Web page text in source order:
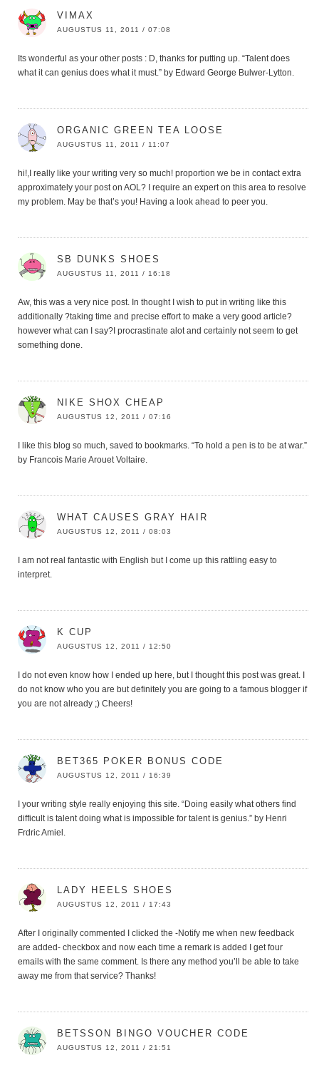
VIMAX
AUGUSTUS 11, 2011 / 07:08
Its wonderful as your other posts : D, thanks for putting up. “Talent does
what it can genius does what it must.” by Edward George Bulwer-Lytton.
ORGANIC GREEN TEA LOOSE
AUGUSTUS 11, 2011 / 11:07
hi!,I really like your writing very so much! proportion we be in contact extra
approximately your post on AOL? I require an expert on this area to resolve
my problem. May be that’s you! Having a look ahead to peer you.
SB DUNKS SHOES
AUGUSTUS 11, 2011 / 16:18
Aw, this was a very nice post. In thought I wish to put in writing like this
additionally ?taking time and precise effort to make a very good article?
however what can I say?I procrastinate alot and certainly not seem to get
something done.
NIKE SHOX CHEAP
AUGUSTUS 12, 2011 / 07:16
I like this blog so much, saved to bookmarks. “To hold a pen is to be at war.”
by Francois Marie Arouet Voltaire.
WHAT CAUSES GRAY HAIR
AUGUSTUS 12, 2011 / 08:03
I am not real fantastic with English but I come up this rattling easy to
interpret.
K CUP
AUGUSTUS 12, 2011 / 12:50
I do not even know how I ended up here, but I thought this post was great. I
do not know who you are but definitely you are going to a famous blogger if
you are not already ;) Cheers!
BET365 POKER BONUS CODE
AUGUSTUS 12, 2011 / 16:39
I your writing style really enjoying this site. “Doing easily what others find
difficult is talent doing what is impossible for talent is genius.” by Henri
Frdric Amiel.
LADY HEELS SHOES
AUGUSTUS 12, 2011 / 17:43
After I originally commented I clicked the -Notify me when new feedback
are added- checkbox and now each time a remark is added I get four
emails with the same comment. Is there any method you’ll be able to take
away me from that service? Thanks!
BETSSON BINGO VOUCHER CODE
AUGUSTUS 12, 2011 / 21:51